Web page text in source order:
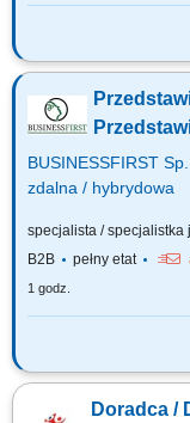
Opis stanowiska
bankowe, faktoring i
multidoradcy poprzez
BUSINESSFIRST
zdalna / hybrydowa
specjalista / specjalistka
B2B
pełny etat
1 godz.
Opis stanowiska
bankowe, faktoring i
Doradca /